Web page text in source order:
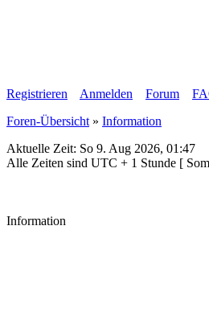
Registrieren Anmelden Forum
Foren-Übersicht » Information
Aktuelle Zeit: So 9. Aug 2026, 01:47
Alle Zeiten sind UTC + 1 Stunde [
Information